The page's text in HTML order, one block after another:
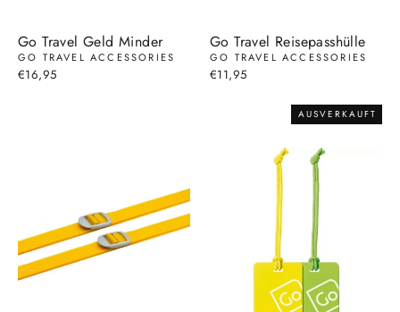
Go Travel Geld Minder
GO TRAVEL ACCESSORIES
€16,95
Go Travel Reisepasshülle
GO TRAVEL ACCESSORIES
€11,95
AUSVERKAUFT